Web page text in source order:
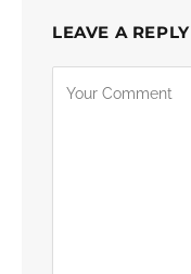
LEAVE A REPLY